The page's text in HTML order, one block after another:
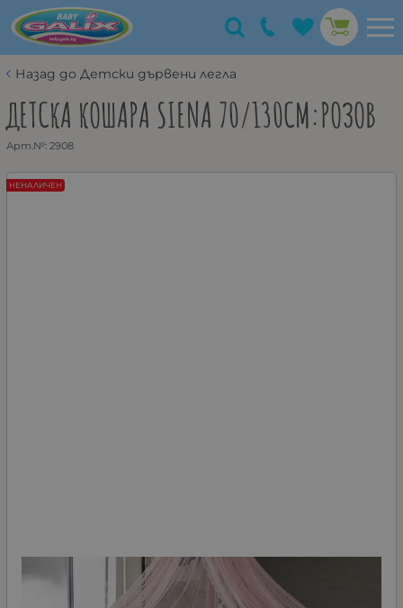
Назад до Детски дървени легла
ДЕТСКА КОШАРА SIENA 70/130СМ:РОЗОВ
Арт.№: 2908
НЕНАЛИЧЕН